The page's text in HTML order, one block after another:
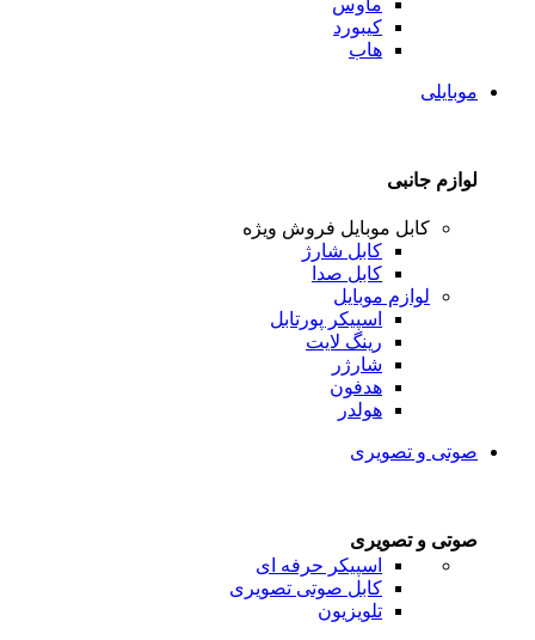
کیبورد
هاب
موبایلی
لوازم جانبی
کابل موبایل فروش ویژه
کابل شارژ
کابل صدا
لوازم موبایل
اسپیکر پورتابل
رینگ لایت
شارژر
هدفون
هولدر
صوتی و تصویری
صوتی و تصویری
اسپیکر حرفه ای
کابل صوتی تصویری
تلویزیون